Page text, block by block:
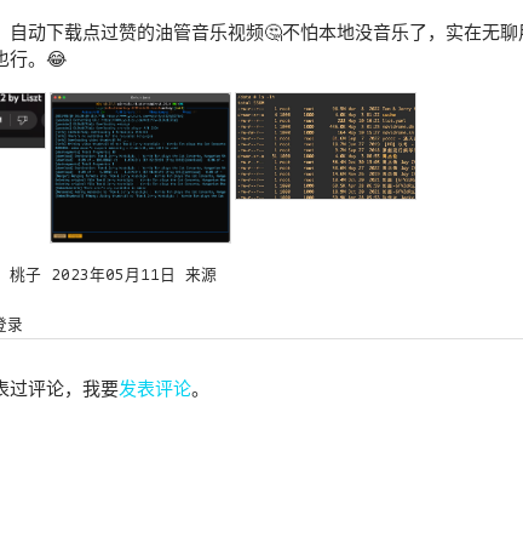
自动下载点过赞的油管音乐视频🤔️不怕本地没音乐了，实在
行。😂
桃子 2023年05月11日 来源
录
过评论，我要发表评论。